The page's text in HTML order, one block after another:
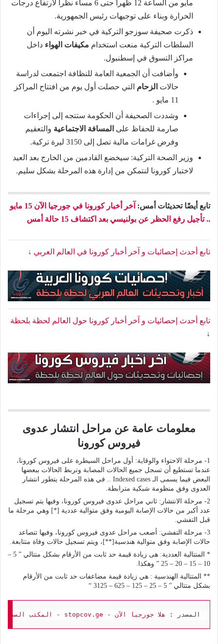
مايو من الساعة 12 ظهرا حتى 6 مساء نظرا لارتفاع درجات
الحرارة وبناء على توجيهات رئيس الجمهورية.
ذكرت صحيفة سوزجو التركية في خبر نشرته اليوم أن
السلطات التركية منعت استخدام مكيفات الهواء داخل
مراكز التسوق في إسطنبول.
وأضافت أن الجمعية العامة للنظافة اجتمعت لدراسة
حالات الزحام التي حصلت أول يوم من افتتاح المراكز
11 مايو .
وشددت الصحيفة أن الحكومة ستتجه إلى إجراءات
صارمة للحفاظ على المسافة الاجتماعية والتعقيم
وفرض غرامات مالية تصل إلى 3150 ليرة تركية.
وزير الصحة التركية: سيخضع القادمين من الخارج بعد العيد
لاختبار كورونا لنتمكن من إدارة هذه المرحلة بشكل سليم.
تابع أيضًا تحديثات أمس:
آخر أخبار كورونا في جورجيا الآن 15 مايو
.. تأجيل رفع الحظر عن بولنيسي بعد اكتشاف 15 حالة أمس
تابع أحدث إحصائيات و آخر أخبار كورونا في العالم العربي ↓
تابع أحدث إحصائيات و آخر أخبار كورونا حول العالم لحظة بلحظة
↓
معلومات عامة عن مراحل انتشار عدوى
فيروس كورونا
1- مرحلة الاحتواء والوقاية: أول مراحل السيطرة على فيروس كورونا،
عندما تستطيع أن تسجل جميع الحالات المصابة وتربط الحالات ببعضها
البعض فيما يسمى الـ Indexed cases .. في هذه المرحلة يتطور انتشار
العدوى وفق منظومة شبكية مترابطة.
2- مرحلة الانتشار: ثاني مراحل عدوى فيروس كورونا، وفيها يتم تسجيل
عدد أكبر من حالات الإصابة اليومية وفق متوالية عددية [*] وهي مرحلة ما
قبل التفشي.
3- مرحلة التفشي: أصعب مراحل عدوى فيروس كورونا، وفيها تتصاعد
حالات الإصابة وفق متوالية هندسية[**]، ويتم تسجيل حالات وفاة متتابعة.
* المتتالية العددية: هى زيادة قيمة حد ثابت من الأرقام بشكل متتالي ” 5 –
10 – 15 – 20 – 25 ” وهكذا.
** المتتالية الهندسية : هي زيادة قيمة مضاعفات حد ثابت من الأرقام
بشكل متتالي ” 5 – 25 – 125 – 625 – 3125 “
المصدر : هلا جورجيا الآن -
stopcov.ge
- المكتب